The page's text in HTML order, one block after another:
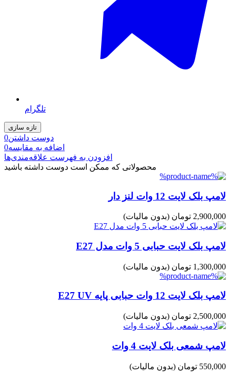
تلگرام
دوست داشتن0
اضافه به مقایسه0
افزودن به فهرست علاقه‌مندی‌ها
محصولاتی که ممکن است دوست داشته باشید
لامپ بلک لایت 12 وات لنز دار
2,900,000 تومان (بدون مالیات)
لامپ بلک لایت حبابی 5 وات مدل E27
1,300,000 تومان (بدون مالیات)
لامپ بلک لایت 12 وات حبابی پایه E27 UV
2,500,000 تومان (بدون مالیات)
لامپ شمعی بلک لایت 4 وات
550,000 تومان (بدون مالیات)